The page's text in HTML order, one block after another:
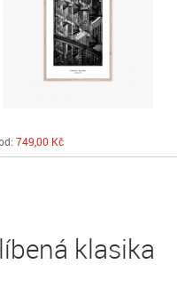
749,00 Kč
klasika